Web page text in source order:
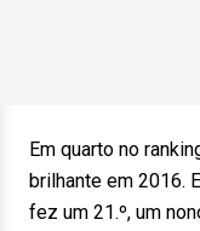
Em quarto no
brilhante em 2016.
fez um 21.º, um